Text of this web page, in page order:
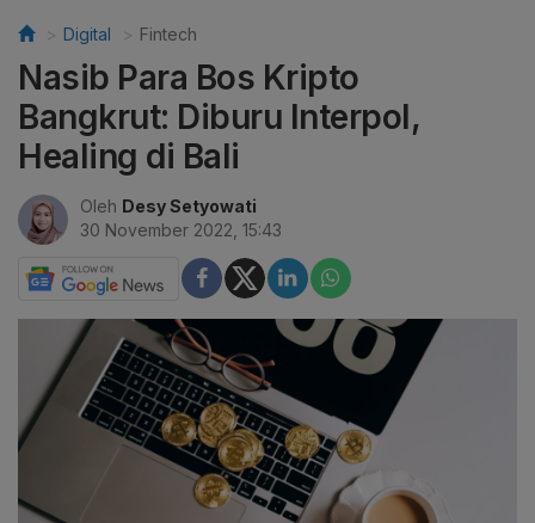
Digital Fintech
Nasib Para Bos Kripto
Bangkrut: Diburu Interpol,
Healing di Bali
Oleh Desy Setyowati
30 November 2022, 15:43